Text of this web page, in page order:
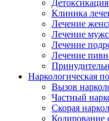
Клиника
Лечение
Лечение
Лечение
Лечение
Наркологическая
Вызов
Частный
Скорая
Кодирование